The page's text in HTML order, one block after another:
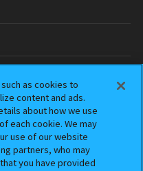
as cookies to
content and ads.
about how we use
each cookie. We may
use of our website
partners, who may
you have provided